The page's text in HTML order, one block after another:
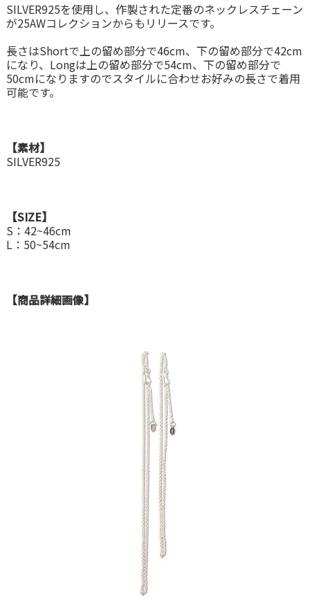
SILVER925を使用し、作製された定番のネックレスチェーン
が25AWコレクションからもリリースです。
長さはShortで上の留め部分で46cm、下の留め部分で42cm
になり、Longは上の留め部分で54cm、下の留め部分で
50cmになりますのでスタイルに合わせお好みの長さで着用
可能です。
【素材】
SILVER925
【SIZE】
S：42~46cm
L：50~54cm
【商品詳細画像】